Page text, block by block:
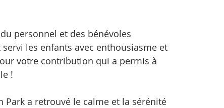
les enfants avec enthousiasme et
votre contribution qui a permis à
!
Park a retrouvé le calme et la sérénité